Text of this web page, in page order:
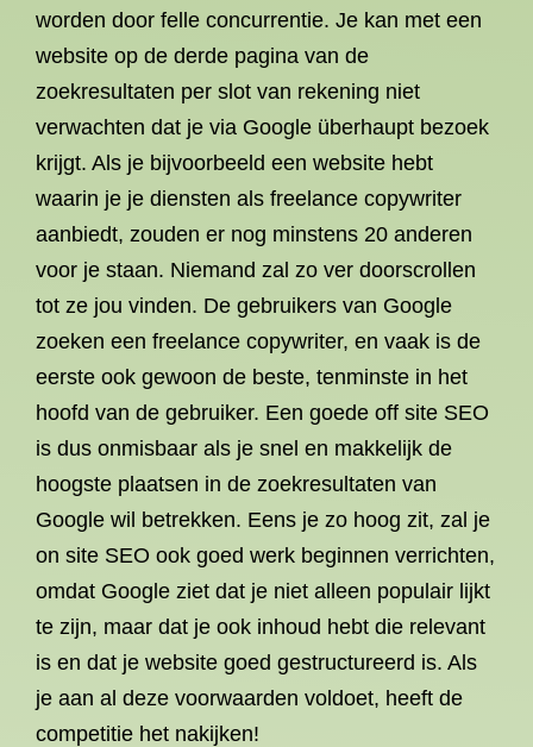
worden door felle concurrentie. Je kan met een
website op de derde pagina van de
zoekresultaten per slot van rekening niet
verwachten dat je via Google überhaupt bezoek
krijgt. Als je bijvoorbeeld een website hebt
waarin je je diensten als freelance copywriter
aanbiedt, zouden er nog minstens 20 anderen
voor je staan. Niemand zal zo ver doorscrollen
tot ze jou vinden. De gebruikers van Google
zoeken een freelance copywriter, en vaak is de
eerste ook gewoon de beste, tenminste in het
hoofd van de gebruiker. Een goede off site SEO
is dus onmisbaar als je snel en makkelijk de
hoogste plaatsen in de zoekresultaten van
Google wil betrekken. Eens je zo hoog zit, zal je
on site SEO ook goed werk beginnen verrichten,
omdat Google ziet dat je niet alleen populair lijkt
te zijn, maar dat je ook inhoud hebt die relevant
is en dat je website goed gestructureerd is. Als
je aan al deze voorwaarden voldoet, heeft de
competitie het nakijken!